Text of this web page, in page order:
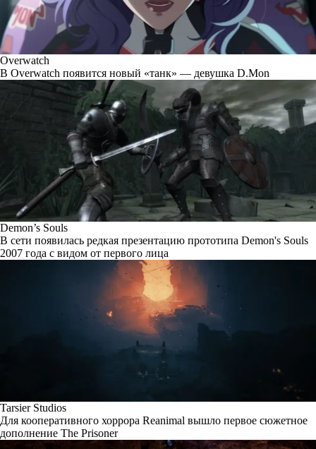
Overwatch
В Overwatch появится новый «танк» — девушка D.Mon
Demon’s Souls
В сети появилась редкая презентацию прототипа Demon's Souls
2007 года с видом от первого лица
Tarsier Studios
Для кооперативного хоррора Reanimal вышло первое сюжетное
дополнение The Prisoner